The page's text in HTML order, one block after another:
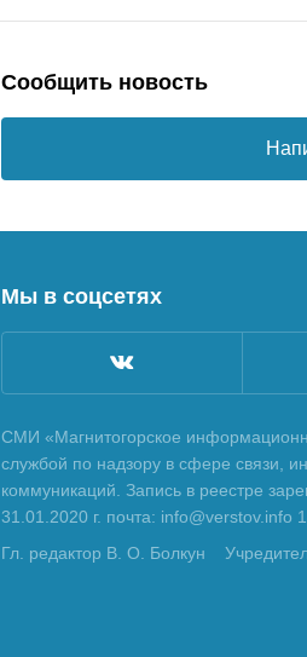
Сообщить новость
Мы в соцсетях
СМИ «Магнитогорское
службой по надзору в сфере связи,
коммуникаций. Запись в реестре
31.01.2020 г. почта:
Гл. редактор В. О. Болкун